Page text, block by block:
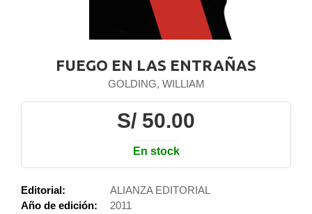
FUEGO EN LAS ENTRAÑAS
GOLDING, WILLIAM
S/ 50.00
En stock
Editorial:
ALIANZA EDITORIAL
Año de edición:
2011